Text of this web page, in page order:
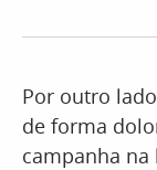
Por outro
de forma
campanha na